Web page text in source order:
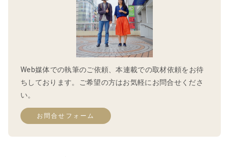
Web媒体での執筆のご依頼、本連載での取材依頼をお待
ちしております。ご希望の方はお気軽にお問合せくださ
い。
お問合せフォーム